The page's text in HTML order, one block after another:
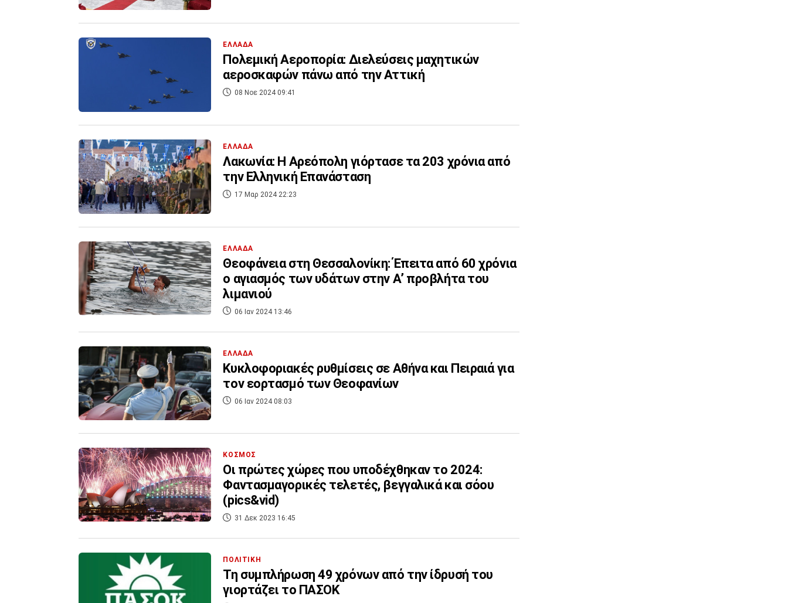
ΕΛΛΑΔΑ
Πολεμική Αεροπορία: Διελεύσεις μαχητικών
αεροσκαφών πάνω από την Αττική
08 Νοε 2024 09:41
ΕΛΛΑΔΑ
Λακωνία: Η Αρεόπολη γιόρτασε τα 203 χρόνια από
την Ελληνική Επανάσταση
17 Μαρ 2024 22:23
ΕΛΛΑΔΑ
Θεοφάνεια στη Θεσσαλονίκη: Έπειτα από 60 χρόνια
ο αγιασμός των υδάτων στην Α’ προβλήτα του
λιμανιού
06 Ιαν 2024 13:46
ΕΛΛΑΔΑ
Κυκλοφοριακές ρυθμίσεις σε Αθήνα και Πειραιά για
τον εορτασμό των Θεοφανίων
06 Ιαν 2024 08:03
ΚΟΣΜΟΣ
Οι πρώτες χώρες που υποδέχθηκαν το 2024:
Φαντασμαγορικές τελετές, βεγγαλικά και σόου
(pics&vid)
31 Δεκ 2023 16:45
ΠΟΛΙΤΙΚΗ
Τη συμπλήρωση 49 χρόνων από την ίδρυσή του
γιορτάζει το ΠΑΣΟΚ